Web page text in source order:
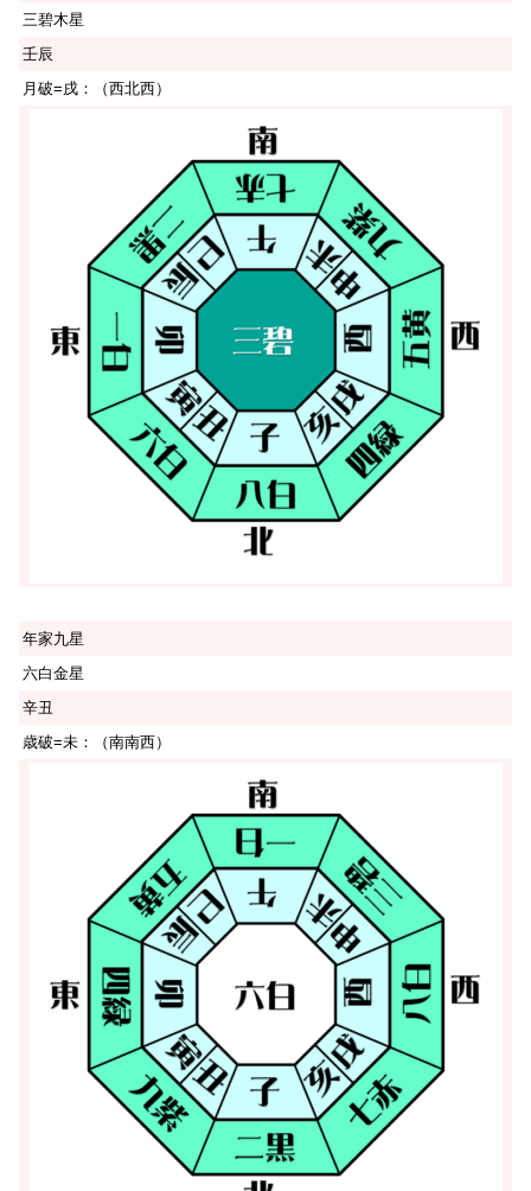
三碧木星
壬辰
月破=戌：（西北西）
年家九星
六白金星
辛丑
歳破=未：（南南西）